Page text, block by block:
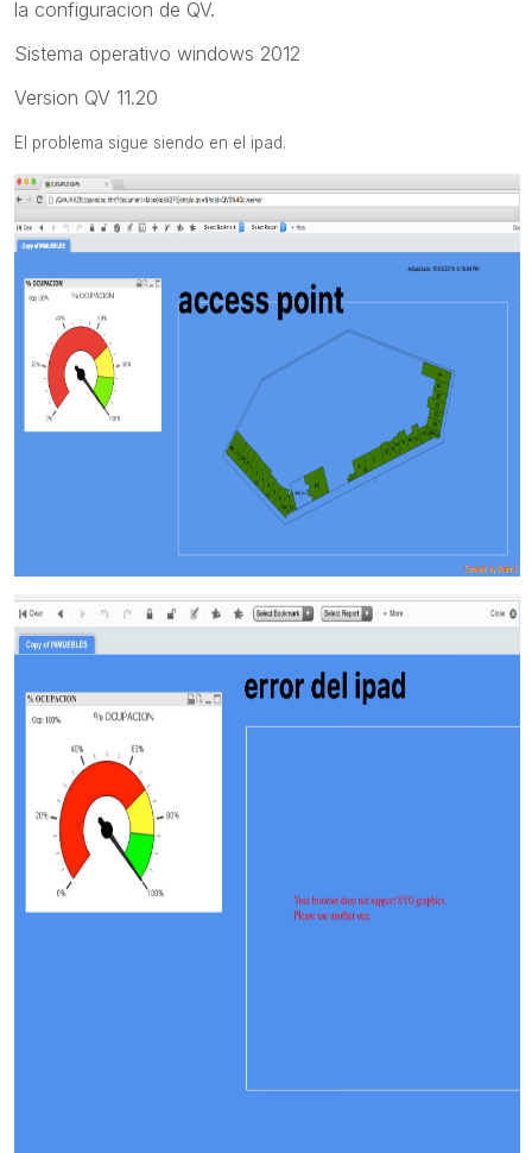
la configuracion de QV.
Sistema operativo windows 2012
Version QV 11.20
El problema sigue siendo en el ipad.